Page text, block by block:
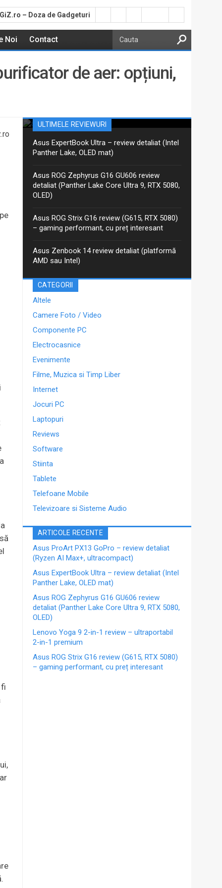
GiZ.ro – Doza de Gadgeturi
Noi Contact
de aer: opțiuni,
ULTIMELE REVIEWURI
Asus ProArt PX13 GoPro –
Aceasta este recenzia mea detaliată pentru varianta
actualizată 2026 GoPro Edition din seria Asus ProArt
PX13. Am discutat despre ProArt PX13 într-un articol
anterior, iar între timp Asus a...
Asus ExpertBook Ultra – review detaliat (Intel
Panther Lake, OLED mat)
Asus ROG Zephyrus G16 GU606 review
detaliat (Panther Lake Core Ultra 9, RTX 5080,
OLED)
Asus ROG Strix G16 review (G615, RTX 5080)
– gaming performant, cu preț interesant
Asus Zenbook 14 review detaliat (platformă
AMD sau Intel)
CATEGORII
Altele
Camere Foto / Video
Componente PC
Electrocasnice
Evenimente
Filme, Muzica si Timp Liber
Internet
Jocuri PC
Laptopuri
Reviews
Software
Stiinta
Tablete
Telefoane Mobile
Televizoare si Sisteme Audio
ARTICOLE RECENTE
Asus ProArt PX13 GoPro – review detaliat
(Ryzen AI Max+, ultracompact)
Asus ExpertBook Ultra – review detaliat (Intel
Panther Lake, OLED mat)
Asus ROG Zephyrus G16 GU606 review
detaliat (Panther Lake Core Ultra 9, RTX 5080,
OLED)
Lenovo Yoga 9 2-in-1 review – ultraportabil
2-in-1 premium
Asus ROG Strix G16 review (G615, RTX 5080)
– gaming performant, cu preț interesant